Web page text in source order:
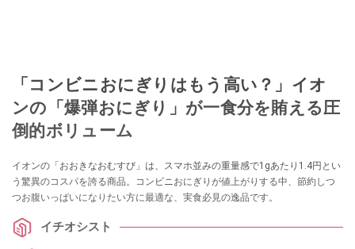
「コンビニおにぎりはもう高い？」イオ
ンの「爆弾おにぎり」が一食分を賄える圧
倒的ボリューム
イオンの「おおきなおむすび」は、スマホ並みの重量感で1gあたり1.4円とい
う驚異のコスパを誇る商品。コンビニおにぎりが値上がりする中、節約しつ
つお腹いっぱいになりたい方に最適な、実食必見の逸品です。
イチオシスト